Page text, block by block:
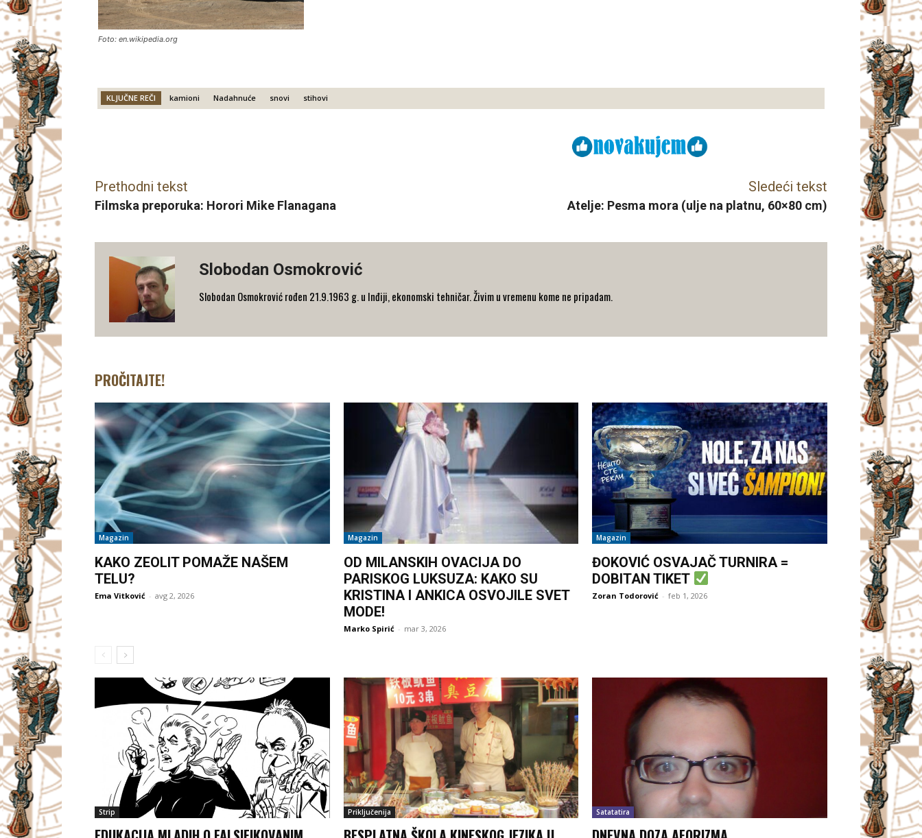
Foto: en.wikipedia.org
KLJUČNE REČI kamioni Nadahnuće snovi stihovi
Prethodni tekst
Filmska preporuka: Horori Mike Flanagana
Sledeći tekst
Atelje: Pesma mora (ulje na platnu, 60×80 cm)
Slobodan Osmokrović
Slobodan Osmokrović rođen 21.9.1963 g. u Inđiji, ekonomski tehničar. Živim u vremenu kome ne pripadam.
PROČITAJTE!
Magazin
KAKO ZEOLIT POMAŽE NAŠEM
TELU?
Ema Vitković - avg 2, 2026
Magazin
OD MILANSKIH OVACIJA DO
PARISKOG LUKSUZA: KAKO SU
KRISTINA I ANKICA OSVOJILE SVET
MODE!
Marko Spirić - mar 3, 2026
Magazin
ĐOKOVIĆ OSVAJAČ TURNIRA =
DOBITAN TIKET
Zoran Todorović - feb 1, 2026
Strip Priključenija Satatatira